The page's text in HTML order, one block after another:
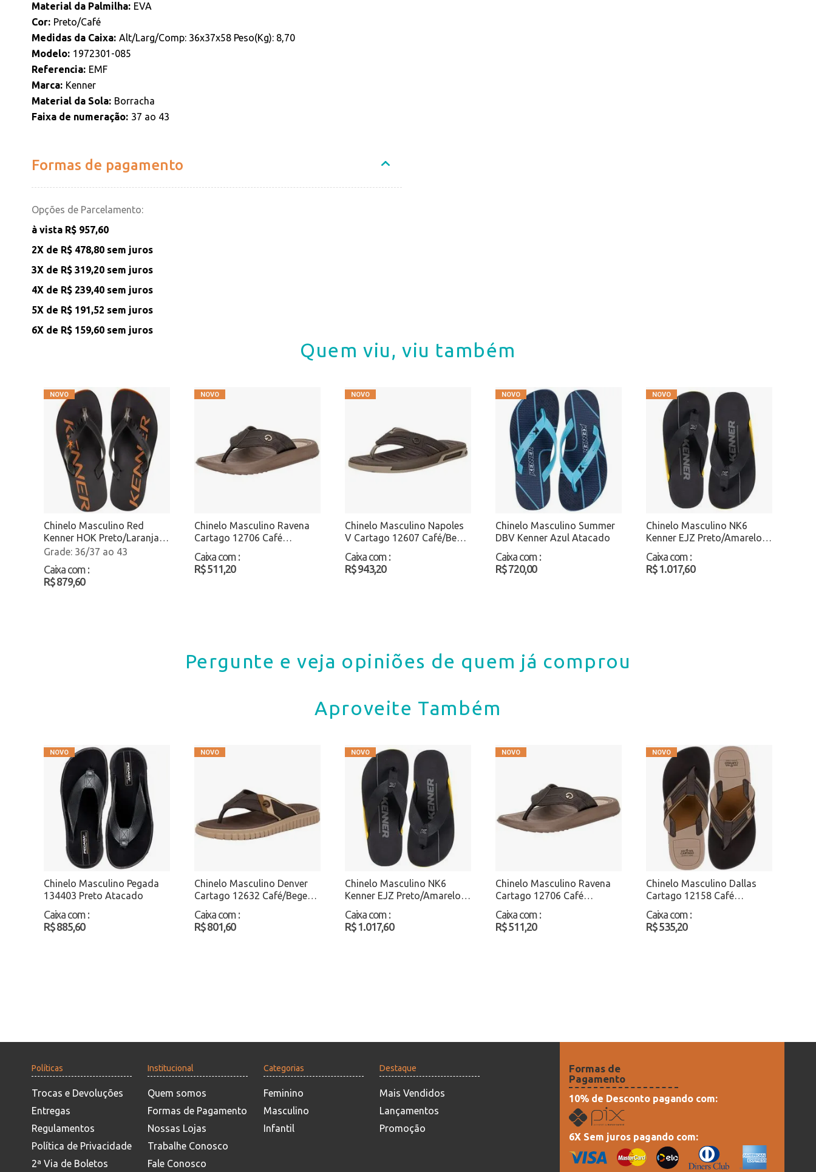
Material da Palmilha EVA
Cor Preto/Café
Medidas da Caixa Alt/Larg/Comp: 36x37x58 Peso(Kg): 8,70
Modelo 1972301-085
Referencia EMF
Marca Kenner
Material da Sola Borracha
Faixa de numeração 37 ao 43
Formas de pagamento
Opções de Parcelamento:
à vista R$ 957,60
2X de R$ 478,80 sem juros
3X de R$ 319,20 sem juros
4X de R$ 239,40 sem juros
5X de R$ 191,52 sem juros
6X de R$ 159,60 sem juros
Quem viu, viu também
Chinelo Masculino Red
Kenner HOK Preto/Laranja
Atacado36/37 ao 43
Caixa com :
R$ 879,60
Chinelo Masculino Ravena
Cartago 12706 Café
Atacado
Caixa com :
R$ 511,20
Chinelo Masculino Napoles
V Cartago 12607 Café/Bege
Atacado
Caixa com :
R$ 943,20
Chinelo Masculino Summer
DBV Kenner Azul Atacado
Caixa com :
R$ 720,00
Chinelo Masculino NK6
Kenner EJZ Preto/Amarelo
Atacado
Caixa com :
R$ 1.017,60
Pergunte e veja opiniões de quem já comprou
Aproveite Também
Chinelo Masculino Pegada
134403 Preto Atacado
Caixa com :
R$ 885,60
Chinelo Masculino Denver
Cartago 12632 Café/Bege
Atacado
Caixa com :
R$ 801,60
Chinelo Masculino NK6
Kenner EJZ Preto/Amarelo
Atacado
Caixa com :
R$ 1.017,60
Chinelo Masculino Ravena
Cartago 12706 Café
Atacado
Caixa com :
R$ 511,20
Chinelo Masculino Dallas
Cartago 12158 Café
Atacado
Caixa com :
R$ 535,20
Políticas
Trocas e Devoluções
Entregas
Regulamentos
Política de Privacidade
2ª Via de Boletos
Institucional
Quem somos
Formas de Pagamento
Nossas Lojas
Trabalhe Conosco
Fale Conosco
Categorias
Feminino
Masculino
Infantil
Destaque
Mais Vendidos
Lançamentos
Promoção
Formas de
Pagamento
10% de Desconto pagando com:
6X Sem juros pagando com: